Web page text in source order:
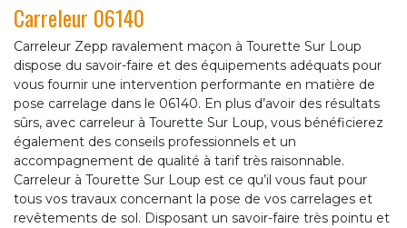
Carreleur 06140
Carreleur Zepp ravalement maçon à Tourette Sur Loup
dispose du savoir-faire et des équipements adéquats pour
vous fournir une intervention performante en matière de
pose carrelage dans le 06140. En plus d’avoir des résultats
sûrs, avec carreleur à Tourette Sur Loup, vous bénéficierez
également des conseils professionnels et un
accompagnement de qualité à tarif très raisonnable.
Carreleur à Tourette Sur Loup est ce qu’il vous faut pour
tous vos travaux concernant la pose de vos carrelages et
revêtements de sol. Disposant un savoir-faire très pointu et